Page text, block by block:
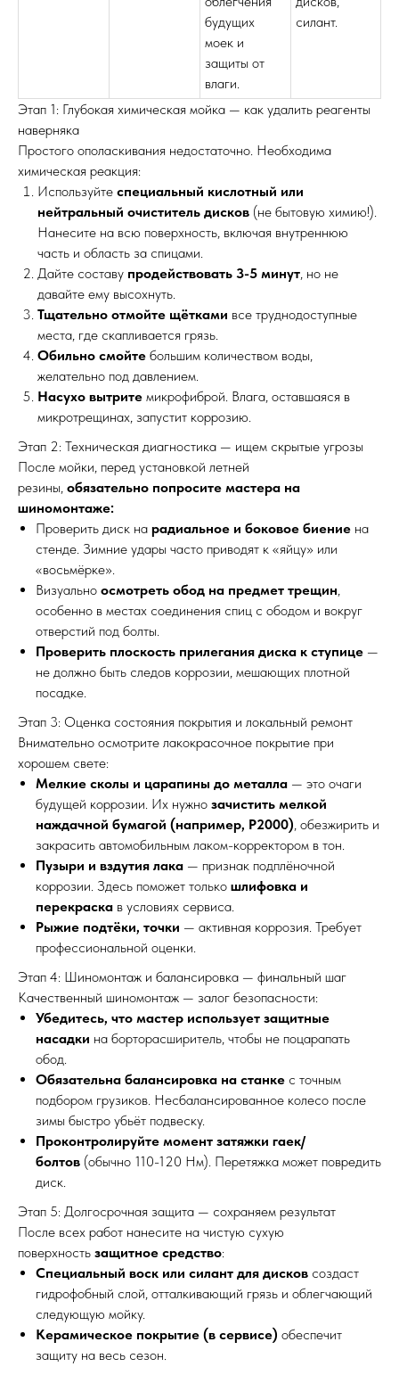
будущих
моек и
защиты от
влаги.
силант.
Этап 1: Глубокая химическая мойка — как удалить реагенты
наверняка
Простого ополаскивания недостаточно. Необходима
химическая реакция:
Используйте специальный кислотный или
нейтральный очиститель дисков (не бытовую химию!).
Нанесите на всю поверхность, включая внутреннюю
часть и область за спицами.
Дайте составу продействовать 3-5 минут, но не
давайте ему высохнуть.
Тщательно отмойте щётками все труднодоступные
места, где скапливается грязь.
Обильно смойте большим количеством воды,
желательно под давлением.
Насухо вытрите микрофиброй. Влага, оставшаяся в
микротрещинах, запустит коррозию.
Этап 2: Техническая диагностика — ищем скрытые угрозы
После мойки, перед установкой летней
резины, обязательно попросите мастера на
шиномонтаже:
Проверить диск на радиальное и боковое биение на
стенде. Зимние удары часто приводят к «яйцу» или
«восьмёрке».
Визуально осмотреть обод на предмет трещин,
особенно в местах соединения спиц с ободом и вокруг
отверстий под болты.
Проверить плоскость прилегания диска к ступице —
не должно быть следов коррозии, мешающих плотной
посадке.
Этап 3: Оценка состояния покрытия и локальный ремонт
Внимательно осмотрите лакокрасочное покрытие при
хорошем свете:
Мелкие сколы и царапины до металла — это очаги
будущей коррозии. Их нужно зачистить мелкой
наждачной бумагой (например, P2000), обезжирить и
закрасить автомобильным лаком-корректором в тон.
Пузыри и вздутия лака — признак подплёночной
коррозии. Здесь поможет только шлифовка и
перекраска в условиях сервиса.
Рыжие подтёки, точки — активная коррозия. Требует
профессиональной оценки.
Этап 4: Шиномонтаж и балансировка — финальный шаг
Качественный шиномонтаж — залог безопасности:
Убедитесь, что мастер использует защитные
насадки на борторасширитель, чтобы не поцарапать
обод.
Обязательна балансировка на станке с точным
подбором грузиков. Несбалансированное колесо после
зимы быстро убьёт подвеску.
Проконтролируйте момент затяжки гаек/
болтов (обычно 110-120 Нм). Перетяжка может повредить
диск.
Этап 5: Долгосрочная защита — сохраняем результат
После всех работ нанесите на чистую сухую
поверхность защитное средство:
Специальный воск или силант для дисков создаст
гидрофобный слой, отталкивающий грязь и облегчающий
следующую мойку.
Керамическое покрытие (в сервисе) обеспечит
защиту на весь сезон.